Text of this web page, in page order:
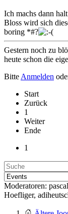
Ich machs dann
Bloss wird sich
boring *#?
Gestern noch zu
heute schon die
Bitte Anmelden
Start
Zurück
1
Weiter
Ende
1
Moderatoren:
Hoefliger,